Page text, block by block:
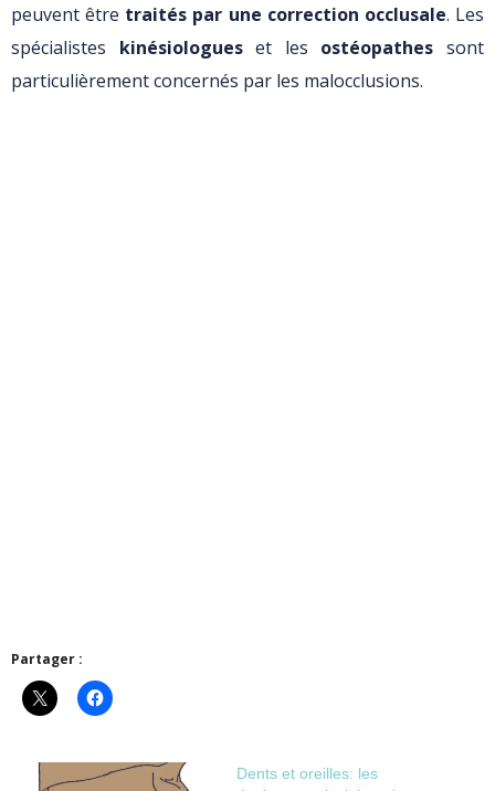
peuvent être traités par une correction occlusale. Les
spécialistes kinésiologueset les ostéopathes sont
particulièrement concernés par les malocclusions.
Partager :
Dents et oreilles: les